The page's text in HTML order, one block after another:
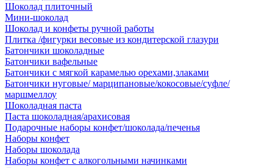
Шоколад плиточный
Мини-шоколад
Шоколад и конфеты ручной работы
Плитка /фигурки весовые из кондитерской глазури
Батончики шоколадные
Батончики вафельные
Батончики с мягкой карамелью орехами,злаками
Батончики нуговые/ марципановые/кокосовые/суфле/
маршмеллоу
Шоколадная паста
Паста шоколадная/арахисовая
Подарочные наборы конфет/шоколада/печенья
Наборы конфет
Наборы шоколада
Наборы конфет с алкогольными начинками